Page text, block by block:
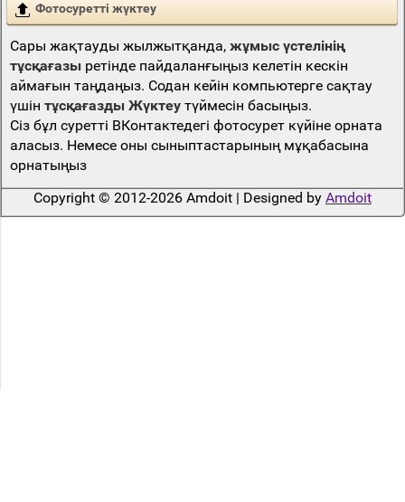
Фотосуретті жүктеу
Сары жақтауды жылжытқанда, жұмыс үстелінің
тұсқағазыретінде пайдаланғыңыз келетін кескін
аймағын таңдаңыз. Содан кейін компьютерге сақтау
үшін тұсқағазды Жүктеутүймесін басыңыз.
Сіз бұл суретті ВКонтактедегі фотосурет күйіне орната
аласыз. Немесе оны сыныптастарының мұқабасына
орнатыңыз
Copyright © 2012-2026 Amdoit | Designed by Amdoit